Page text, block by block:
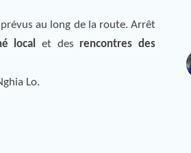
au long de la route. Arrêt
local et des rencontres des
Lo.